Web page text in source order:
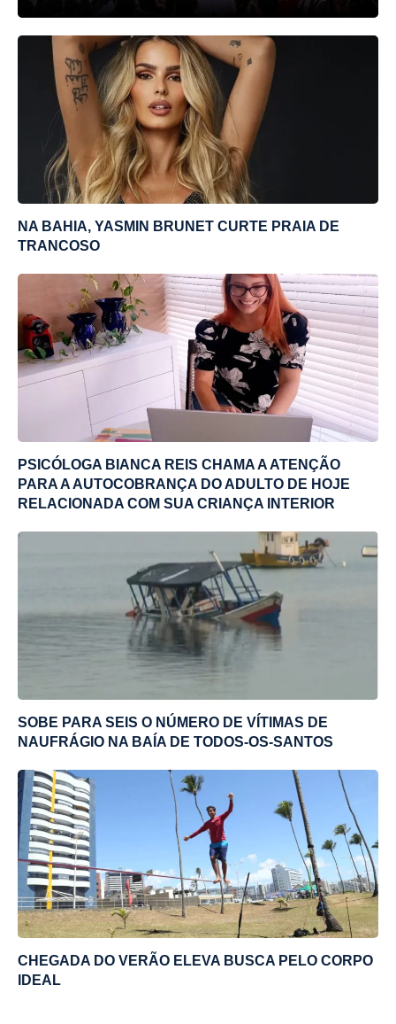
NA BAHIA, YASMIN BRUNET CURTE PRAIA DE
TRANCOSO
PSICÓLOGA BIANCA REIS CHAMA A ATENÇÃO
PARA A AUTOCOBRANÇA DO ADULTO DE HOJE
RELACIONADA COM SUA CRIANÇA INTERIOR
SOBE PARA SEIS O NÚMERO DE VÍTIMAS DE
NAUFRÁGIO NA BAÍA DE TODOS-OS-SANTOS
CHEGADA DO VERÃO ELEVA BUSCA PELO CORPO
IDEAL